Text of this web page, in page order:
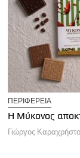
σοκολάτα